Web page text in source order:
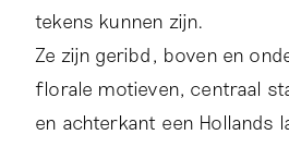
tekens kunnen zijn.
Ze zijn geribd, boven en
florale motieven, centraal
en achterkant een Hollands